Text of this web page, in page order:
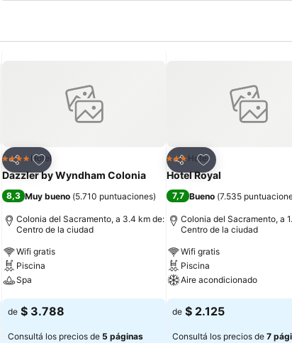
Compartir
Añadir a favoritos
4 EstrellasHotel
Dazzler by Wyndham Colonia
8,3 Muy bueno (5.710 puntuaciones)
Colonia del Sacramento, a 3.4 km de:
Centro de la ciudad
Wifi gratis
Piscina
Spa
Ver precios
de $ 3.788
Consultá los precios de 5 páginas
Compartir
Añadir a favoritos
3 Estrellas
Hotel
Hotel Royal
7,7 Bueno (7.535
Colonia del Sacramento, a
Centro de la ciudad
Wifi gratis
Piscina
Aire acondicionado
Ver precios
de $ 2.125
Consultá los precios de 7